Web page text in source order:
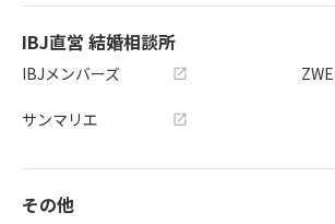
IBJ直営 結婚相談所
IBJメンバーズ
サンマリエ
その他